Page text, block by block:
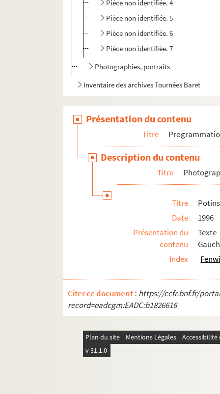
Pièce non identifiée. 4
Pièce non identifiée. 5
Pièce non identifiée. 6
Pièce non identifiée. 7
Photographies, portraits
Inventaire des archives Tournées Baret
Présentation du contenu
Titre
Description du contenu
Titre
Titre
Date
1996
Présentation du
contenu
Index
Citer ce document : https://ccfr.bnf.fr/
record=eadcgm:EADC:b1826616
Plan du site Mentions Légales
v 31.1.0